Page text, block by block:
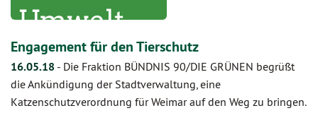
Engagement für den Tierschutz
16.05.18 - Die Fraktion BÜNDNIS 90/DIE GRÜNEN begrüßt
die Ankündigung der Stadtverwaltung, eine
Katzenschutzverordnung für Weimar auf den Weg zu bringen.